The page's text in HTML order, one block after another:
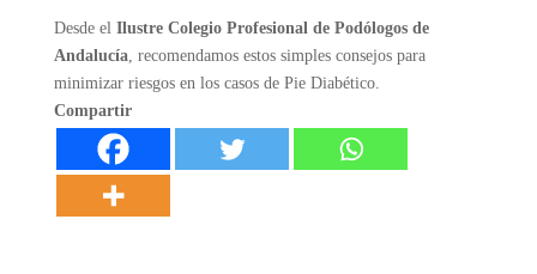
Desde elIlustre Colegio Profesional de Podólogos de
Andalucía, recomendamos estos simples consejos para
minimizar riesgos en los casos de Pie Diabético.
Compartir